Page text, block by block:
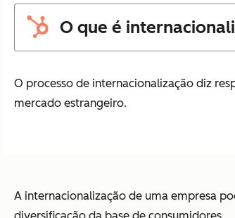
O que é
O processo de internacionalização diz
mercado estrangeiro.
A internacionalização de uma empresa